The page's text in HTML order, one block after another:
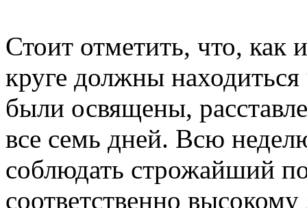
Стоит отметить, что, как
круге должны
были освящены,
все семь дней. Всю
соблюдать строжайший
соответственно